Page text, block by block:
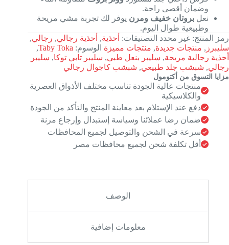
وضمان أقصى راحة.
نعل بروتان خفيف ومرن يوفر لك تجربة مشي مريحة
وطبيعية طوال اليوم.
رمز المنتج: غير محدد التصنيفات: أحذية, أحذية رجالي, رجالي,
سليبرز , منتجات جديدة, منتجات مميزة الوسوم: Taby Toka
,
أحذية رجالية مريحة, سليبر بنعل طبي, سليبر تابي توكا, سليبر
رجالي, شبشب جلد طبيعي, شبشب كاجوال رجالي
مزايا التسوق من أكتومول
منتجات عالية الجودة تناسب مختلف الأذواق العصرية
والكلاسيكية
دفع عند الإستلام بعد معاينة المنتج والتأكد من الجودة
ضمان رضا عملائنا وسياسة إستبدال وإرجاع مرنة
سرعة في الشحن والتوصيل لجميع المحافظات
أقل تكلفة شحن لجميع محافظات مصر
الوصف
معلومات إضافية